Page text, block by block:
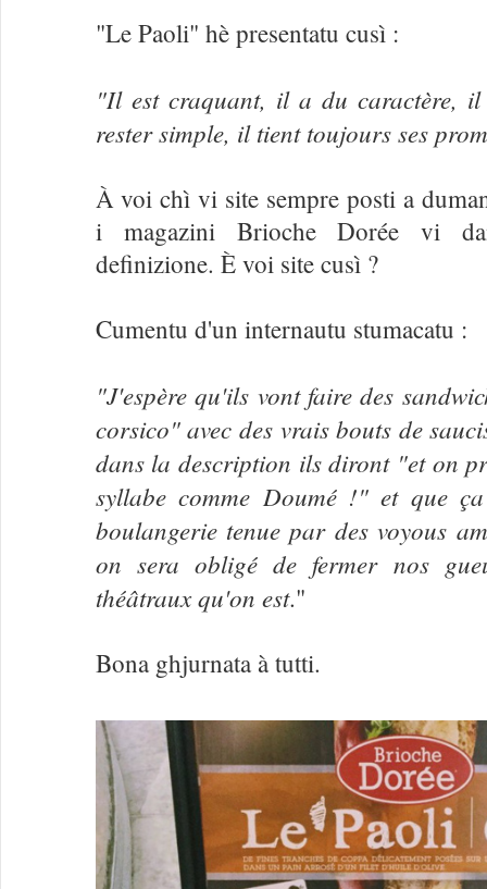
"Le Paoli" hè presentatu cusì :
"Il est craquant, il a du caractère,
rester simple, il tient toujours ses
À voi chì vi site sempre posti a
i magazini Brioche Dorée vi
definizione. È voi site cusì ?
Cumentu d'un internautu stumacatu :
"J'espère qu'ils vont faire des
corsico" avec des vrais bouts de
dans la description ils diront "et on
syllabe comme Doumé !" et que
boulangerie tenue par des voyous
on sera obligé de fermer nos
théâtraux qu'on est."
Bona ghjurnata à tutti.